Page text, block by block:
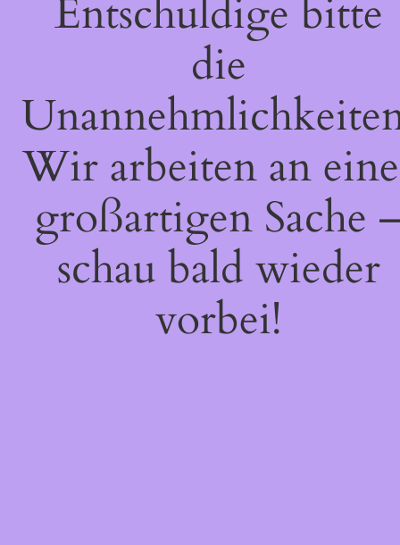
Entschuldige bitte
die
Wir arbeiten an
großartigen Sache
schau bald wieder
vorbei!